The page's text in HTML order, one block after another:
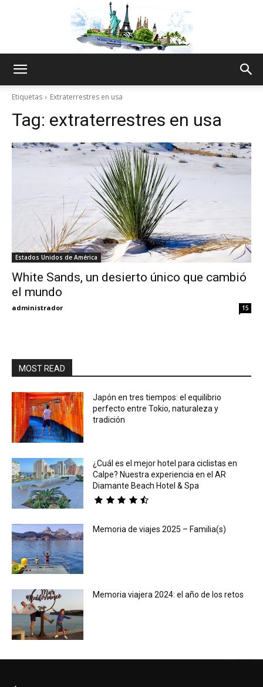
Thru
My
Etiquetas Extraterrestres en usa
Tag: extraterrestres en usa
Estados Unidos de América
White Sands, un desierto único que cambió
el mundo
administrador 15
MOST READ
Japón en tres tiempos: el equilibrio
perfecto entre Tokio, naturaleza y
tradición
¿Cuál es el mejor hotel para ciclistas en
Calpe? Nuestra experiencia en el AR
Diamante Beach Hotel & Spa
Memoria de viajes 2025 – Familia(s)
Memoria viajera 2024: el año de los retos